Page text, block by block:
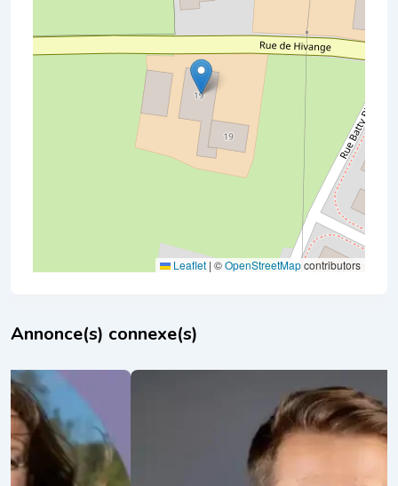
Leaflet | ©OpenStreetMapcontributors
Annonce(s) connexe(s)
Oxyzen
il y a 1 an
Naturopathie,Thérapies naturelles